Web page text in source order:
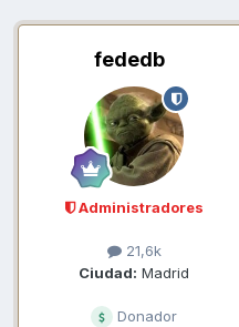
fededb
Administradores
21,6k
Ciudad: Madrid
Donador